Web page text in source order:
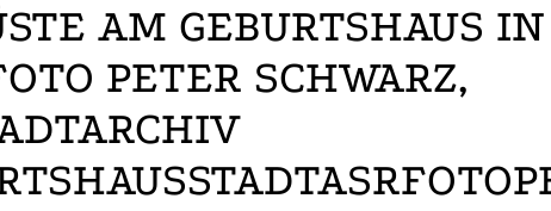
AM GEBURTSHAUS IN
PETER SCHWARZ,